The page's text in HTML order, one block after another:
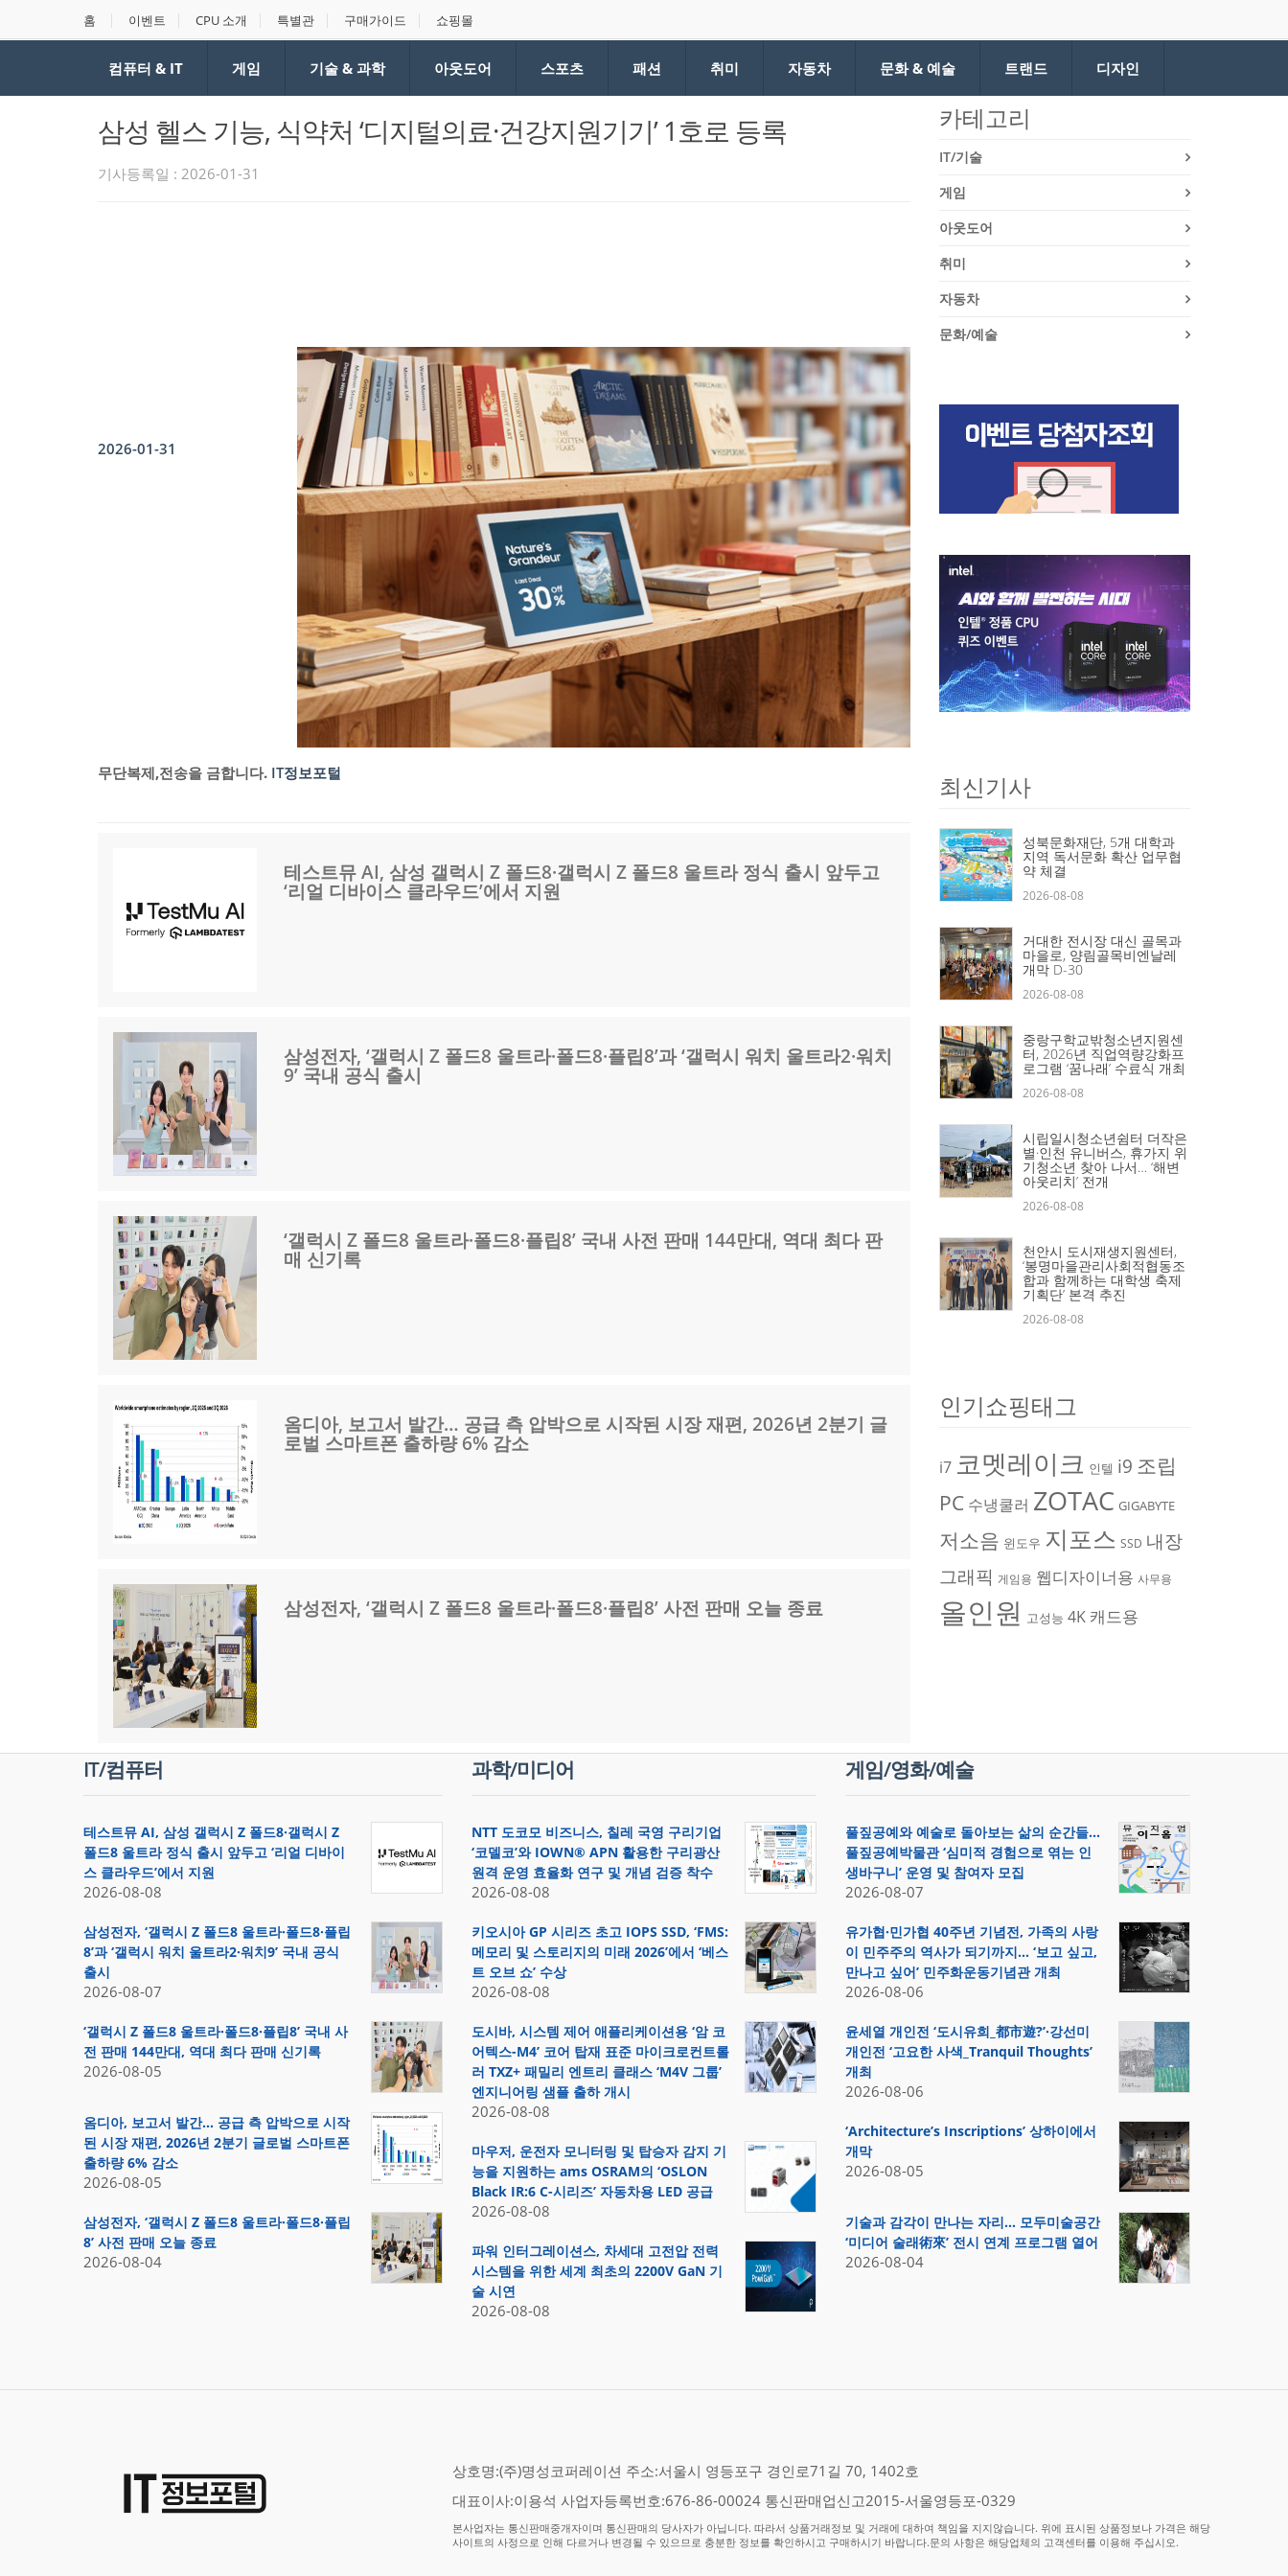
홈 이벤트 CPU 소개 특별관 구매가이드 쇼핑몰
컴퓨터 & IT 게임 기술 & 과학 아웃도어 스포츠 패션 취미 자동차 문화 & 예술 트랜드 디자인
삼성 헬스 기능, 식약처 ‘디지털의료·건강지원기기’ 1호로 등록
기사등록일 : 2026-01-31
2026-01-31
무단복제,전송을 금합니다. IT정보포털
테스트뮤 AI, 삼성 갤럭시 Z 폴드8·갤럭시 Z 폴드8 울트라 정식 출시 앞두고
‘리얼 디바이스 클라우드’에서 지원
삼성전자, ‘갤럭시 Z 폴드8 울트라·폴드8·플립8’과 ‘갤럭시 워치 울트라2·워치
9’ 국내 공식 출시
‘갤럭시 Z 폴드8 울트라·폴드8·플립8’ 국내 사전 판매 144만대, 역대 최다 판
매 신기록
옴디아, 보고서 발간… 공급 측 압박으로 시작된 시장 재편, 2026년 2분기 글
로벌 스마트폰 출하량 6% 감소
삼성전자, ‘갤럭시 Z 폴드8 울트라·폴드8·플립8’ 사전 판매 오늘 종료
카테고리
IT/기술
게임
아웃도어
취미
자동차
문화/예술
최신기사
성북문화재단, 5개 대학과
지역 독서문화 확산 업무협
약 체결
2026-08-08
거대한 전시장 대신 골목과
마을로, 양림골목비엔날레
개막 D-30
2026-08-08
중랑구학교밖청소년지원센
터, 2026년 직업역량강화프
로그램 ‘꿈나래’ 수료식 개최
2026-08-08
시립일시청소년쉼터 더작은
별·인천 유니버스, 휴가지 위
기청소년 찾아 나서… ‘해변
아웃리치’ 전개
2026-08-08
천안시 도시재생지원센터,
‘봉명마을관리사회적협동조
합과 함께하는 대학생 축제
기획단’ 본격 추진
2026-08-08
인기쇼핑태그
i7 코멧레이크 인텔 i9 조립
PC 수냉쿨러 ZOTAC GIGABYTE
저소음 윈도우 지포스 SSD 내장
그래픽 게임용 웹디자이너용 사무용
올인원 고성능 4K 캐드용
IT/컴퓨터
테스트뮤 AI, 삼성 갤럭시 Z 폴드8·갤럭시 Z
폴드8 울트라 정식 출시 앞두고 ‘리얼 디바이
스 클라우드’에서 지원
2026-08-08
삼성전자, ‘갤럭시 Z 폴드8 울트라·폴드8·플립
8’과 ‘갤럭시 워치 울트라2·워치9’ 국내 공식
출시
2026-08-07
‘갤럭시 Z 폴드8 울트라·폴드8·플립8’ 국내 사
전 판매 144만대, 역대 최다 판매 신기록
2026-08-05
옴디아, 보고서 발간… 공급 측 압박으로 시작
된 시장 재편, 2026년 2분기 글로벌 스마트폰
출하량 6% 감소
2026-08-05
삼성전자, ‘갤럭시 Z 폴드8 울트라·폴드8·플립
8’ 사전 판매 오늘 종료
2026-08-04
과학/미디어
NTT 도코모 비즈니스, 칠레 국영 구리기업
‘코델코’와 IOWN® APN 활용한 구리광산
원격 운영 효율화 연구 및 개념 검증 착수
2026-08-08
키오시아 GP 시리즈 초고 IOPS SSD, ‘FMS:
메모리 및 스토리지의 미래 2026’에서 ‘베스
트 오브 쇼’ 수상
2026-08-08
도시바, 시스템 제어 애플리케이션용 ‘암 코
어텍스-M4’ 코어 탑재 표준 마이크로컨트롤
러 TXZ+ 패밀리 엔트리 클래스 ‘M4V 그룹’
엔지니어링 샘플 출하 개시
2026-08-08
마우저, 운전자 모니터링 및 탑승자 감지 기
능을 지원하는 ams OSRAM의 ‘OSLON
Black IR:6 C-시리즈’ 자동차용 LED 공급
2026-08-08
파워 인터그레이션스, 차세대 고전압 전력
시스템을 위한 세계 최초의 2200V GaN 기
술 시연
2026-08-08
게임/영화/예술
풀짚공예와 예술로 돌아보는 삶의 순간들…
풀짚공예박물관 ‘심미적 경험으로 엮는 인
생바구니’ 운영 및 참여자 모집
2026-08-07
유가협·민가협 40주년 기념전, 가족의 사랑
이 민주주의 역사가 되기까지… ‘보고 싶고,
만나고 싶어’ 민주화운동기념관 개최
2026-08-06
윤세열 개인전 ‘도시유희_都市遊?’·강선미
개인전 ‘고요한 사색_Tranquil Thoughts’
개최
2026-08-06
‘Architecture’s Inscriptions’ 상하이에서
개막
2026-08-05
기술과 감각이 만나는 자리… 모두미술공간
‘미디어 술래術來’ 전시 연계 프로그램 열어
2026-08-04
상호명:(주)명성코퍼레이션 주소:서울시 영등포구 경인로71길 70, 1402호
대표이사:이용석 사업자등록번호:676-86-00024 통신판매업신고2015-서울영등포-0329
본사업자는 통신판매중개자이며 통신판매의 당사자가 아닙니다. 따라서 상품거래정보 및 거래에 대하여 책임을 지지않습니다. 위에 표시된 상품정보나 가격은 해당
사이트의 사정으로 인해 다르거나 변경될 수 있으므로 충분한 정보를 확인하시고 구매하시기 바랍니다.문의 사항은 해당업체의 고객센터를 이용해 주십시오.